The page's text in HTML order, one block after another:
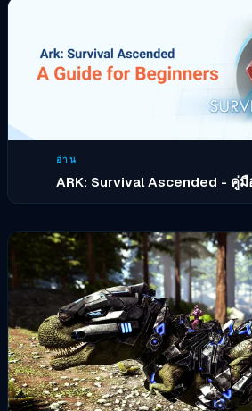
อ่าน
ARK: Survival Ascended - คู่มื